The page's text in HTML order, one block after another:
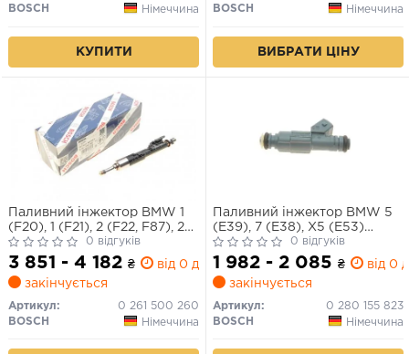
BOSCH
Німеччина
КУПИТИ
BOSCH
Німеччина
ВИБРАТИ ЦІНУ
Паливний інжектор BMW 1
(F20), 1 (F21), 2 (F22, F87), 2
(F23), 3 (F30, F80), 3 (F31), 3
GRAN TURISMO (F34), 4
(F32, F82), 4 (F33, F83), 4
GRAN COUPE (F36), 5 (F10),
5 (F11) 1.6-3.0H 01.09-06.21
0 відгуків
3 851 - 4 182 ₴
від 0 дн.
закінчується
Артикул:
0 261 500 260
BOSCH
Німеччина
Паливний інжектор BMW 5
(E39), 7 (E38), X5 (E53)
LAND ROVER RANGE ROVER
III M62B35(358S2)-
M62B46(468S1) 02.96-08.05
0 відгуків
1 982 - 2 085 ₴
від 0
закінчується
Артикул:
0 280 155 823
BOSCH
Німеччина